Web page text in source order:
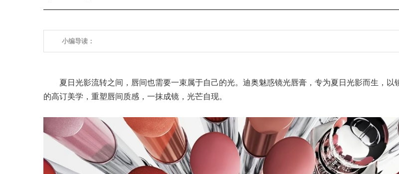
小编导读：
夏日光影流转之间，唇间也需要一束属于自己的光。迪奥魅惑镜光唇膏，专为夏日光影而生，以
的高订美学，重塑唇间质感，一抹成镜，光芒自现。